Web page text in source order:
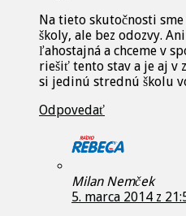
Na tieto skutočnosti
školy, ale bez odozvy.
ľahostajná a chceme v
riešiť tento stav a je aj v
si jedinú strednú školu
Odpovedať
Milan Nemček
5. marca 2014 z